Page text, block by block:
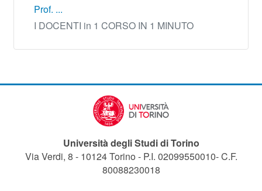
Prof. ...
I DOCENTI in 1 CORSO IN 1 MINUTO
Università degli Studi di Torino
Via Verdi, 8 - 10124 Torino - P.I. 02099550010- C.F.
80088230018